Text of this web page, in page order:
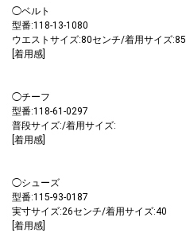
◯ベルト
型番:118-13-1080
ウエストサイズ:80センチ/着用サイズ:85
[着用感]
◯チーフ
型番:118-61-0297
普段サイズ:/着用サイズ:
[着用感]
◯シューズ
型番:115-93-0187
実寸サイズ:26センチ/着用サイズ:40
[着用感]